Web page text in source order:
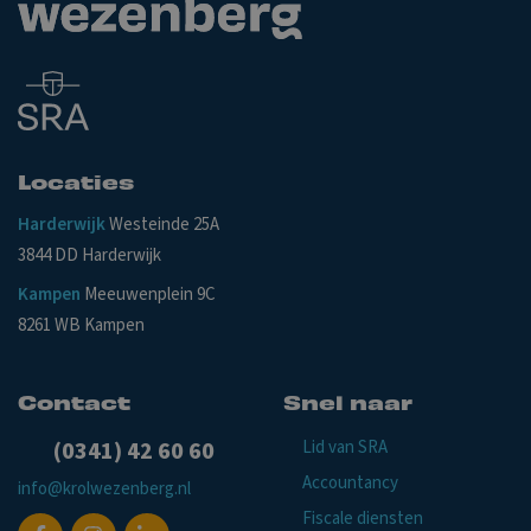
Locaties
HarderwijkWesteinde 25A
3844 DD Harderwijk
Kampen Meeuwenplein 9C
8261 WB Kampen
Contact
(0341) 42 60 60
info@krolwezenberg.nl
Snel naar
Lid van SRA
Accountancy
Fiscale diensten